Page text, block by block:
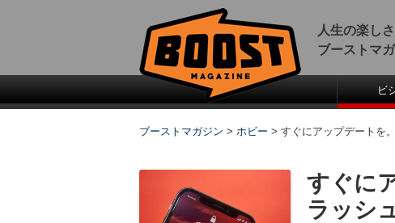
人生の楽し
ブーストマ
ビ
ブーストマガジン > ホビー > すぐにアップデートを
すぐに
ラッシ